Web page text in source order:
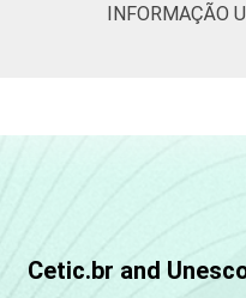
INFORMAÇÃO
Cetic.br and